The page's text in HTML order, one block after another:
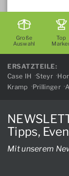
Große
Auswahl
Top
ERSATZTEILE:
Case IH
Steyr
Kramp
Prillinger
Tipps,
Mit unserem